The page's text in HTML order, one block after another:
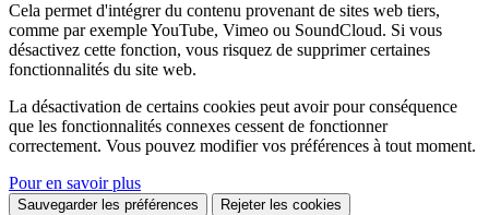
Cela permet d'intégrer du contenu provenant de sites web tiers,
comme par exemple YouTube, Vimeo ou SoundCloud. Si vous
désactivez cette fonction, vous risquez de supprimer certaines
fonctionnalités du site web.
La désactivation de certains cookies peut avoir pour conséquence
que les fonctionnalités connexes cessent de fonctionner
correctement. Vous pouvez modifier vos préférences à tout moment.
Pour en savoir plus
Sauvegarder les préférences Rejeter les cookies